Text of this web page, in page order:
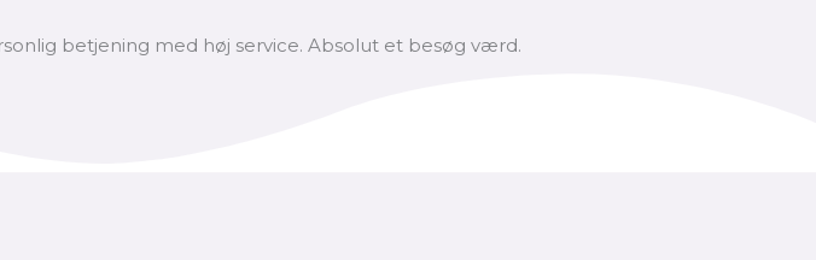
betjening med høj service. Absolut et besøg værd.